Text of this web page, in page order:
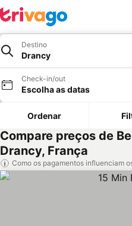
Destino
Drancy
Check-in/out
Escolha as datas
Ordenar
Compare preços de
Drancy, França
Como os pagamentos influenciam